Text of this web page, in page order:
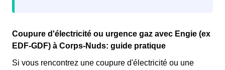
Coupure d'électricité ou urgence gaz avec Engie (ex
EDF-GDF) à Corps-Nuds: guide pratique
Si vous rencontrez une coupure d'électricité ou une